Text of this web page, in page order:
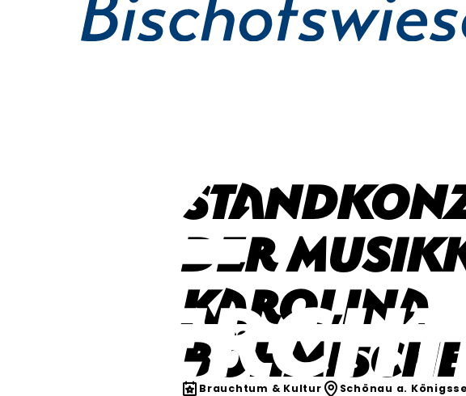
der
Karolina
Böhmische
Brauchtum & Kultur Schönau a.